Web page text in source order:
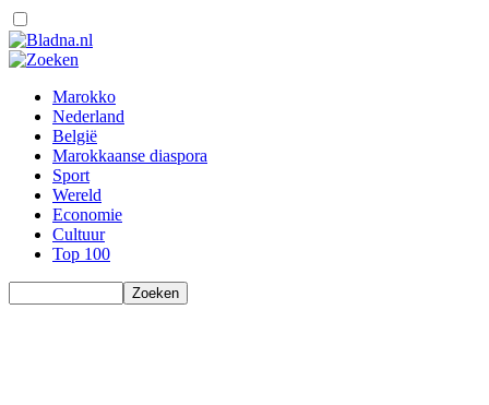
Marokko
Nederland
België
Marokkaanse diaspora
Sport
Wereld
Economie
Cultuur
Top 100